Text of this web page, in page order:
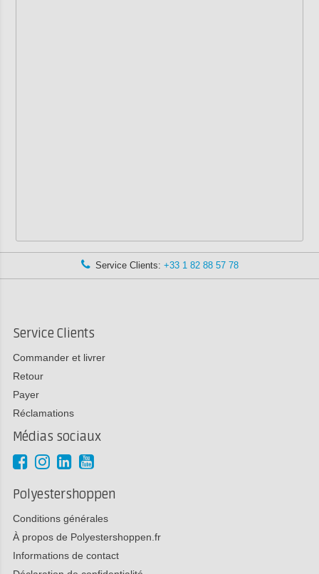
Service Clients: +33 1 82 88 57 78
Service Clients
Commander et livrer
Retour
Payer
Réclamations
Médias sociaux
Polyestershoppen
Conditions générales
À propos de Polyestershoppen.fr
Informations de contact